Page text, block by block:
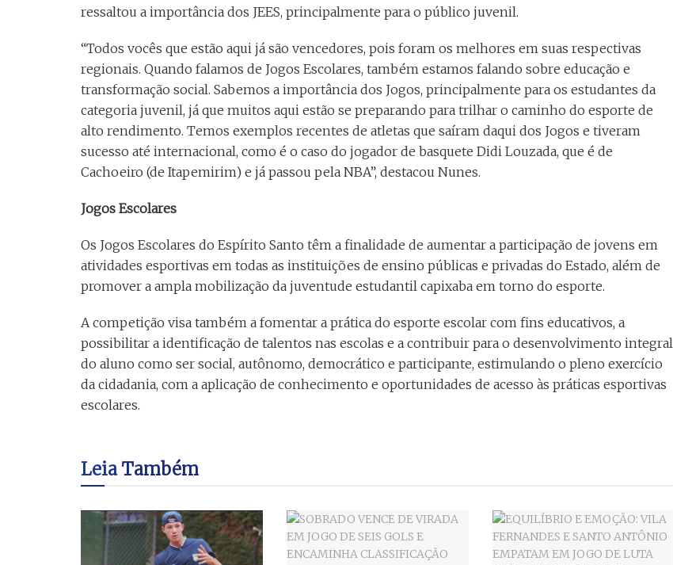
ressaltou a importância dos JEES, principalmente para o público juvenil.
“Todos vocês que estão aqui já são vencedores, pois foram os melhores em suas respectivas
regionais. Quando falamos de Jogos Escolares, também estamos falando sobre educação e
transformação social. Sabemos a importância dos Jogos, principalmente para os estudantes da
categoria juvenil, já que muitos aqui estão se preparando para trilhar o caminho do esporte de
alto rendimento. Temos exemplos recentes de atletas que saíram daqui dos Jogos e tiveram
sucesso até internacional, como é o caso do jogador de basquete Didi Louzada, que é de
Cachoeiro (de Itapemirim) e já passou pela NBA”, destacou Nunes.
Jogos Escolares
Os Jogos Escolares do Espírito Santo têm a finalidade de aumentar a participação de jovens em
atividades esportivas em todas as instituições de ensino públicas e privadas do Estado, além de
promover a ampla mobilização da juventude estudantil capixaba em torno do esporte.
A competição visa também a fomentar a prática do esporte escolar com fins educativos, a
possibilitar a identificação de talentos nas escolas e a contribuir para o desenvolvimento integral
do aluno como ser social, autônomo, democrático e participante, estimulando o pleno exercício
da cidadania, com a aplicação de conhecimento e oportunidades de acesso às práticas esportivas
escolares.
LeiaTambém